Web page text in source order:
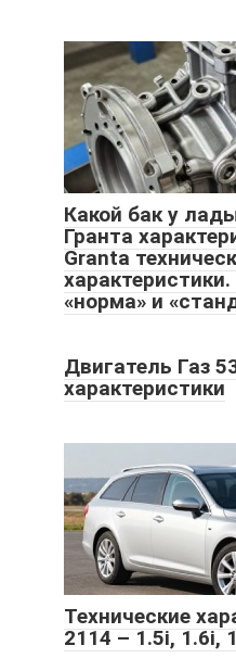
Какой бак у
Гранта
Granta
«норма» и
Двигатель Газ
характеристики
Технические
2114 – 1.5і, 1.6і,